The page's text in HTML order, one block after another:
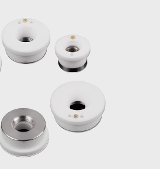
Applications
À propos
Contact